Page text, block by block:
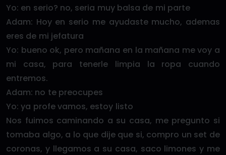
Yo: en serio? no, seria muy balsa de mi parte
Adam: Hoy en serio me ayudaste mucho, ademas
eres de mi jefatura
Yo: bueno ok, pero mañana en la mañana me voy a
mi casa, para tenerle limpia la ropa cuando
entremos.
Adam: no te preocupes
Yo: ya profe vamos, estoy listo
Nos fuimos caminando a su casa, me pregunto si
tomaba algo, a lo que dije que si, compro un set de
coronas, y llegamos a su casa, saco limones y me